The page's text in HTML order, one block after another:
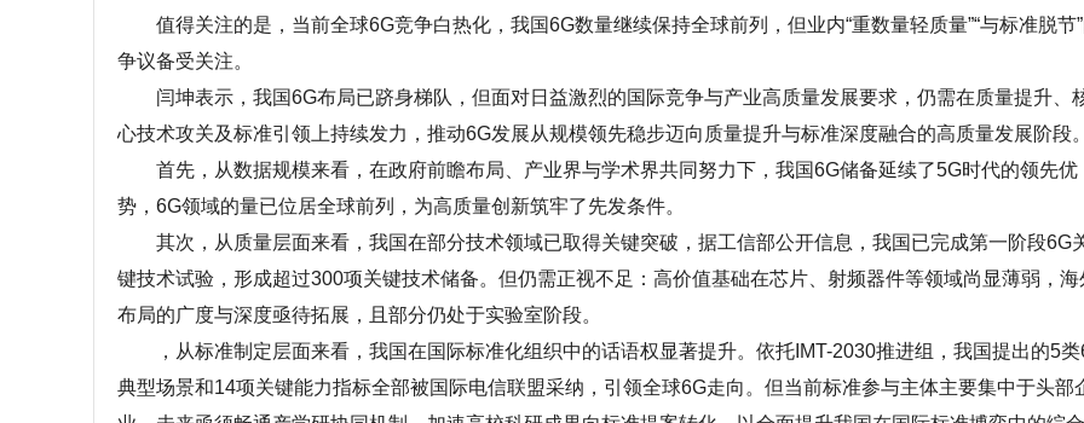
值得关注的是，当前全球6G竞争白热化，我国6G数量继续保持全球前列，但业内“重数量轻质量”“与标准脱节
争议备受关注。
闫坤表示，我国6G布局已跻身梯队，但面对日益激烈的国际竞争与产业高质量发展要求，仍需在质量提升、
心技术攻关及标准引领上持续发力，推动6G发展从规模领先稳步迈向质量提升与标准深度融合的高质量发展阶段。
首先，从数据规模来看，在政府前瞻布局、产业界与学术界共同努力下，我国6G储备延续了5G时代的领先优
势，6G领域的量已位居全球前列，为高质量创新筑牢了先发条件。
其次，从质量层面来看，我国在部分技术领域已取得关键突破，据工信部公开信息，我国已完成第一阶段6G
键技术试验，形成超过300项关键技术储备。但仍需正视不足：高价值基础在芯片、射频器件等领域尚显薄弱，海
布局的广度与深度亟待拓展，且部分仍处于实验室阶段。
，从标准制定层面来看，我国在国际标准化组织中的话语权显著提升。依托IMT-2030推进组，我国提出的5类
典型场景和14项关键能力指标全部被国际电信联盟采纳，引领全球6G走向。但当前标准参与主体主要集中于头部